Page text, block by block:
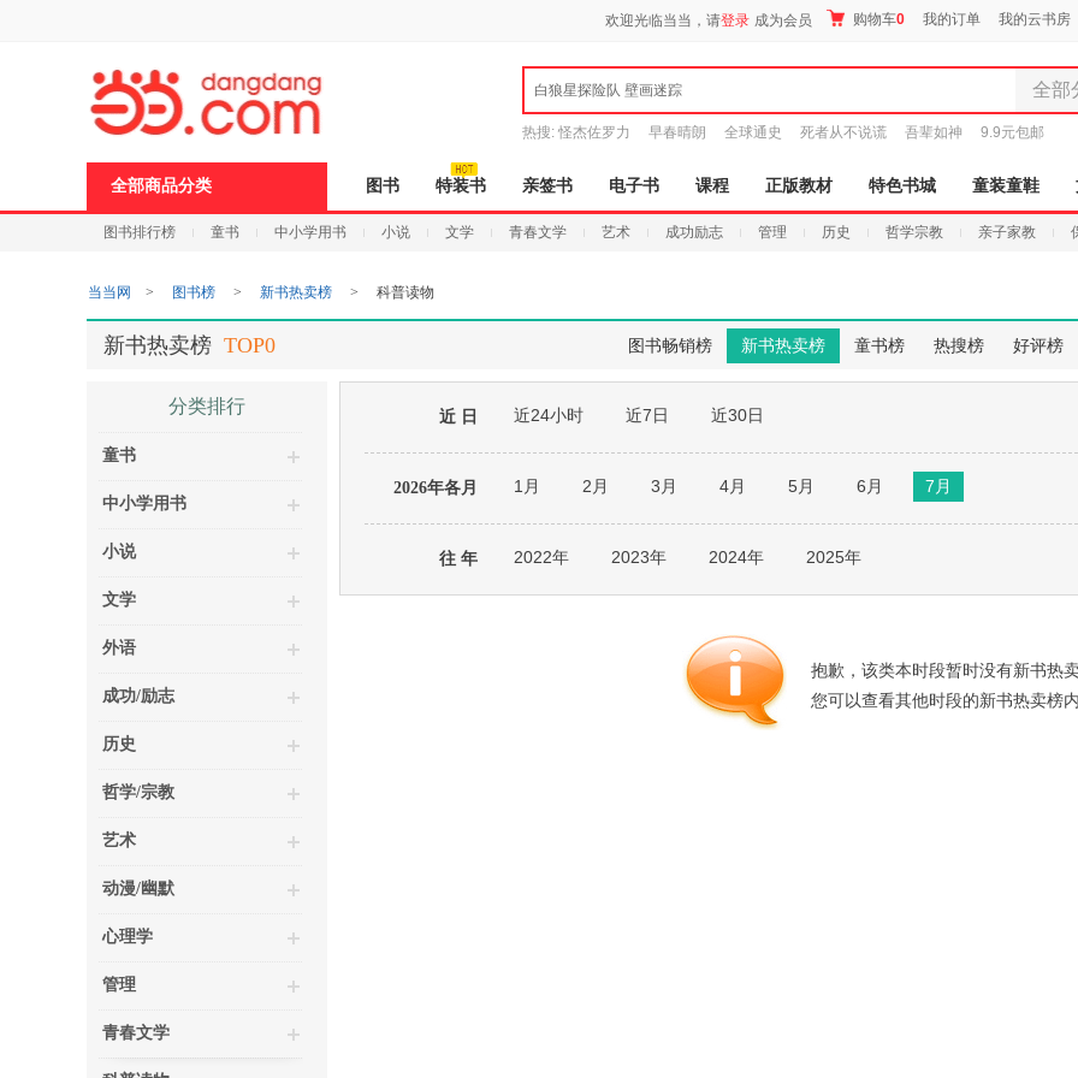
欢迎光临当当，请登录 成为会员 购物车0 我的订单 我的云书房
白狼星探险队 壁画迷踪 全部
全部分
图书
电子书
音像
玩具
孕婴
食品
手机
热搜: 怪杰佐罗力 早春晴朗 全球通史 死者从不说谎 吾辈如神 9.9元包邮
全部商品分类 图书 特装书 亲签书 电子书 课程 正版教材 特色书城 童装童鞋
图书排行榜 童书 中小学用书 小说 文学 青春文学 艺术 成功励志 管理 历史 哲学宗教 亲子家教
页
当当网 > 图书榜 > 新书热卖榜 > 科普读物
图书畅销榜 新书热卖榜 童书榜 热搜榜 好评榜
新书热卖榜 TOP0
分类排行
童书
中小学用书
小说
文学
外语
成功/励志
历史
哲学/宗教
艺术
动漫/幽默
心理学
管理
青春文学
近 日 近24小时 近7日 近30日
2026年各月 1月 2月 3月 4月 5月 6月 7月
往 年 2022年 2023年 2024年 2025年
抱歉，该类本时段暂时没有新书热卖
您可以查看其他时段的新书热卖榜内